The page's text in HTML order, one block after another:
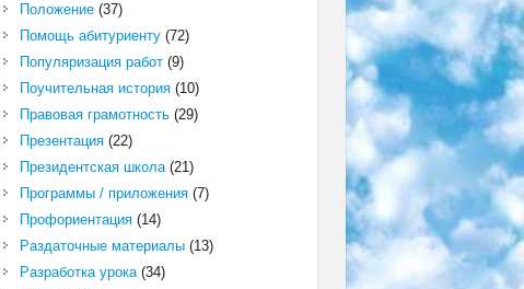
Положение(37)
Помощь абитуриенту(72)
Популяризация работ(9)
Поучительная история(10)
Правовая грамотность(29)
Презентация(22)
Президентская школа(21)
Программы / приложения(7)
Профориентация(14)
Раздаточные материалы(13)
Разработка урока(34)